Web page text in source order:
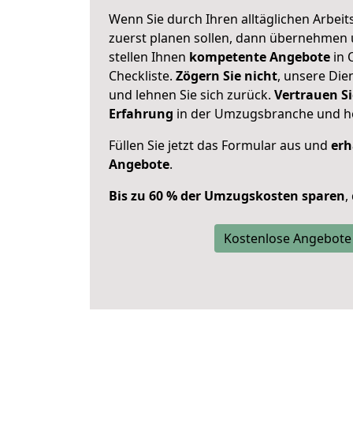
Wenn Sie durch Ihren alltäglichen
zuerst planen sollen, dann
stellen Ihnen kompetente Angebote in
Checkliste. Zögern Sie nicht, unsere
und lehnen Sie sich zurück. Vertrauen
Erfahrung in der Umzugsbranche und
Füllen Sie jetzt das Formular aus und
Angebote.
Bis zu 60 % der Umzugskosten sparen,
Kostenlose